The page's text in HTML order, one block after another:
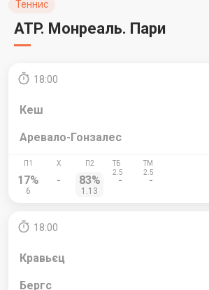
Теннис
ATP. Монреаль. Пари
18:00
Кеш
Аревало-Гонзалес
17%
6
- 83%
1.13
- -
18:00
Кравьєц
Бергс